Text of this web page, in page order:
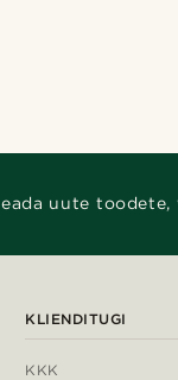
uute
KLIENDITUGI
KKK